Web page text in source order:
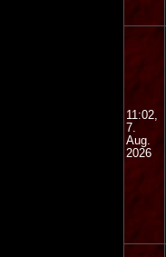
11:02,
7.
Aug.
2026